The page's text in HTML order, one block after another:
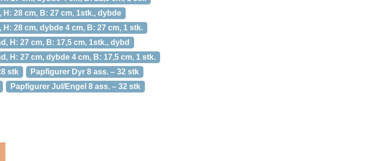
28 cm, B: 27 cm, 1stk., dybde
28 cm, dybde 4 cm, B: 27 cm, 1 stk.
H: 27 cm, B: 17,5 cm, 1stk., dybd
H: 27 cm, dybde 4 cm, B: 17,5 cm, 1 stk.
stk
Papfigurer Dyr 8 ass. – 32 stk
Papfigurer Jul/Engel 8 ass. – 32 stk